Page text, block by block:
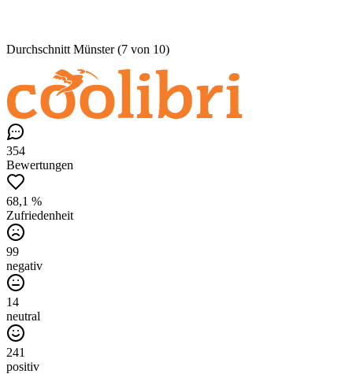
Durchschnitt Münster (7 von 10)
354
Bewertungen
68,1 %
Zufriedenheit
99
negativ
14
neutral
241
positiv